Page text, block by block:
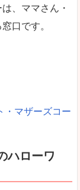
、ママさん・
口です。
・マザーズコー
ハローワ